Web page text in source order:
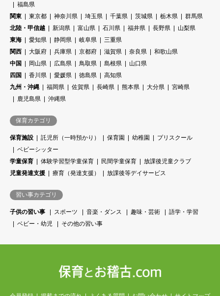
福島県
関東
東京都 神奈川県 埼玉県 千葉県 茨城県 栃木県
群馬県
北陸・甲信越
新潟県 富山県 石川県 福井県 長野県
山梨県
東海
愛知県 静岡県 岐阜県
三重県
関西
大阪府 兵庫県 京都府 滋賀県 奈良県
和歌山県
中国
岡山県 広島県 鳥取県 島根県
山口県
四国
香川県 愛媛県 徳島県
高知県
九州・沖縄
福岡県 佐賀県 長崎県 熊本県 大分県
宮崎県
鹿児島県
沖縄県
保育カテゴリ
保育施設 託児所（一時預かり） 保育園 幼稚園
プリスクール
ベビーシッター
学童保育
体験学習型学童保育 民間学童保育
放課後児童クラブ
児童発達支援
療育（発達支援） 放課後等デイサービス
習い事カテゴリ
子供の習い事 スポーツ 音楽・ダンス 趣味・芸術
語学・学習
ベビー・幼児
その他の習い事